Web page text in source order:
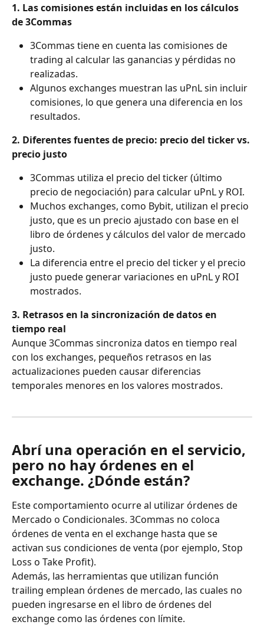
1. Las comisiones están incluidas en los cálculos
de 3Commas
3Commas tiene en cuenta las comisiones de
trading al calcular las ganancias y pérdidas no
realizadas.
Algunos exchanges muestran las uPnL sin incluir
comisiones, lo que genera una diferencia en los
resultados.
2. Diferentes fuentes de precio: precio del ticker vs.
precio justo
3Commas utiliza el precio del ticker (último
precio de negociación) para calcular uPnL y ROI.
Muchos exchanges, como Bybit, utilizan el precio
justo, que es un precio ajustado con base en el
libro de órdenes y cálculos del valor de mercado
justo.
La diferencia entre el precio del ticker y el precio
justo puede generar variaciones en uPnL y ROI
mostrados.
3. Retrasos en la sincronización de datos en
tiempo real
Aunque 3Commas sincroniza datos en tiempo real
con los exchanges, pequeños retrasos en las
actualizaciones pueden causar diferencias
temporales menores en los valores mostrados.
Abrí una operación en el servicio,
pero no hay órdenes en el
exchange. ¿Dónde están?
Este comportamiento ocurre al utilizar órdenes de
Mercado o Condicionales. 3Commas no coloca
órdenes de venta en el exchange hasta que se
activan sus condiciones de venta (por ejemplo, Stop
Loss o Take Profit).
Además, las herramientas que utilizan función
trailing emplean órdenes de mercado, las cuales no
pueden ingresarse en el libro de órdenes del
exchange como las órdenes con límite.